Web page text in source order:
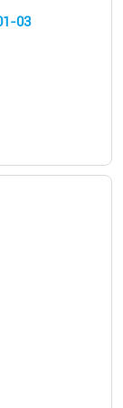
03